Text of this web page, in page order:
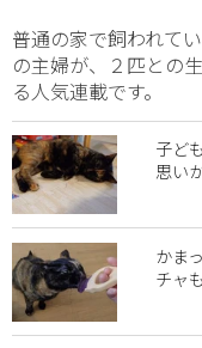
普通の家で飼われて
の主婦が、２匹との
る人気連載です。
子ど
思い
かま
チャ